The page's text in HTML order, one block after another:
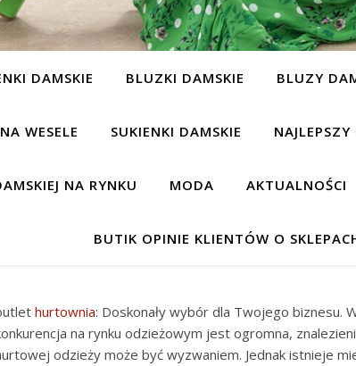
DAMSKIE BLUZKI DAMSKIE BLUZY
WESELE SUKIENKI DAMSKIE
NA RYNKU MODA AKTUALNOŚCI
BUTIK OPINIE KLIENTÓW O
hurtownia: Doskonały wybór dla Twojego biznesu.
na rynku odzieżowym jest ogromna,
odzieży może być wyzwaniem. Jednak istnieje